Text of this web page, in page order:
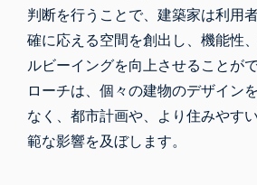
判断を行うことで、建築家は利用
確に応える空間を創出し、機能性
ルビーイングを向上させることが
ローチは、個々の建物のデザイン
なく、都市計画や、より住みやす
範な影響を及ぼします。